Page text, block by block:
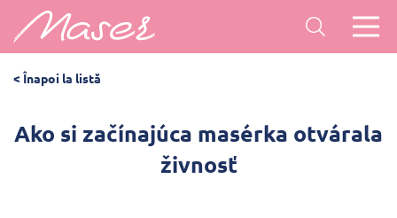
< Înapoi la listă
Ako si začínajúca masérka otvárala
živnosť